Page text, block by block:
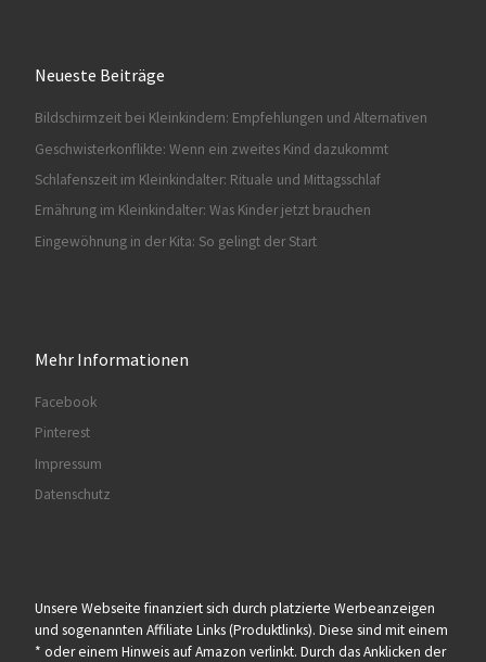
Neueste Beiträge
Bildschirmzeit bei Kleinkindern: Empfehlungen und Alternativen
Geschwisterkonflikte: Wenn ein zweites Kind dazukommt
Schlafenszeit im Kleinkindalter: Rituale und Mittagsschlaf
Ernährung im Kleinkindalter: Was Kinder jetzt brauchen
Eingewöhnung in der Kita: So gelingt der Start
Mehr Informationen
Facebook
Pinterest
Impressum
Datenschutz
Unsere Webseite finanziert sich durch platzierte Werbeanzeigen
und sogenannten Affiliate Links (Produktlinks). Diese sind mit einem
* oder einem Hinweis auf Amazon verlinkt. Durch das Anklicken der